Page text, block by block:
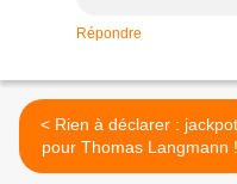
Répondre
< Rien à déclarer : jackpot
pour Thomas Langmann !